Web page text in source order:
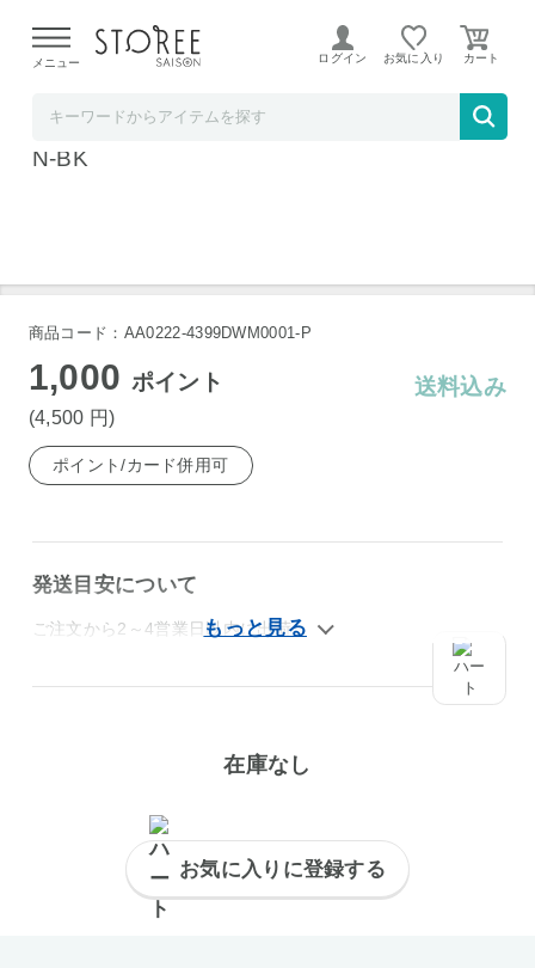
よる配送遅延が発生しております。
メニュー ログイン お気に入り
ダイソン専用 クリーナースタンド DCS-M10
N-BK
商品コード：AA0222-4399DWM0001-P
1,000 ポイント
(4,500 円)
送料込み
ポイント/カード併用可
発送目安について
ご注文から2～4営業日以内に出荷
在庫なし
お気に入りに登録する